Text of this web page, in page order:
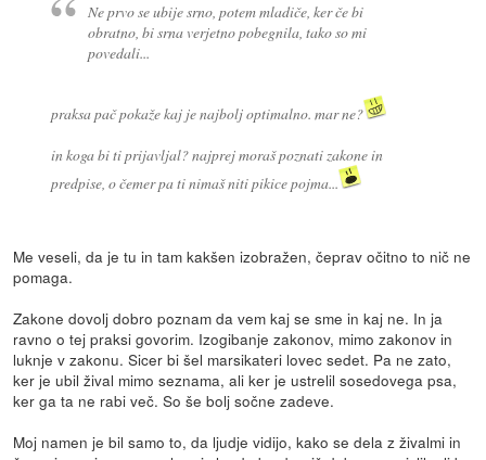
Ne prvo se ubije srno, potem mladiče, ker če bi
obratno, bi srna verjetno pobegnila, tako so mi
povedali...
praksa pač pokaže kaj je najbolj optimalno. mar ne?
in koga bi ti prijavljal? najprej moraš poznati zakone in
predpise, o čemer pa ti nimaš niti pikice pojma...
Me veseli, da je tu in tam kakšen izobražen, čeprav očitno to nič ne
pomaga.
Zakone dovolj dobro poznam da vem kaj se sme in kaj ne. In ja
ravno o tej praksi govorim. Izogibanje zakonov, mimo zakonov in
luknje v zakonu. Sicer bi šel marsikateri lovec sedet. Pa ne zato,
ker je ubil žival mimo seznama, ali ker je ustrelil sosedovega psa,
ker ga ta ne rabi več. So še bolj sočne zadeve.
Moj namen je bil samo to, da ljudje vidijo, kako se dela z živalmi in